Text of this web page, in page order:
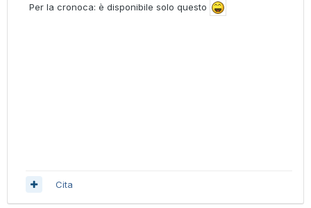
Per la cronoca: è disponibile solo questo
Cita